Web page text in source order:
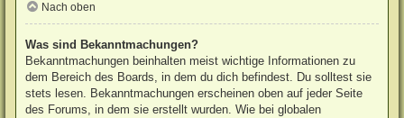
Nach oben
Was sind Bekanntmachungen?
Bekanntmachungen beinhalten meist wichtige Informationen zu
dem Bereich des Boards, in dem du dich befindest. Du solltest sie
stets lesen. Bekanntmachungen erscheinen oben auf jeder Seite
des Forums, in dem sie erstellt wurden. Wie bei globalen